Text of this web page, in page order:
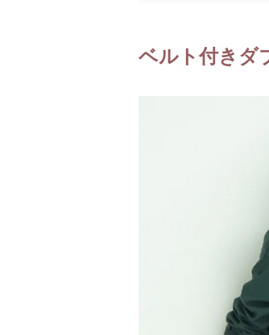
ベルト付きダ